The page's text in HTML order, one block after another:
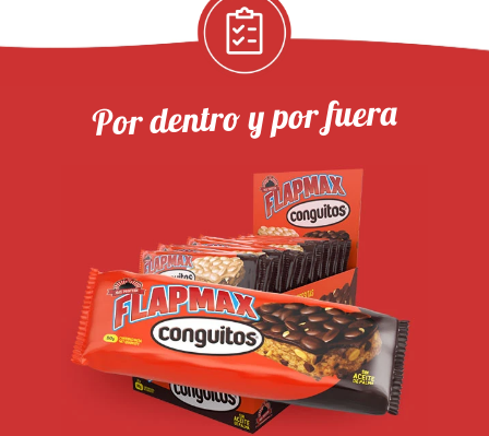
Por dentro y por fuera